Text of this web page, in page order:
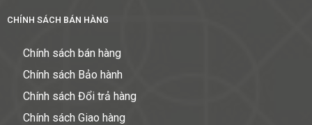
CHÍNH SÁCH BÁN HÀNG
Chính sách bán hàng
Chính sách Bảo hành
Chính sách Đổi trả hàng
Chính sách Giao hàng